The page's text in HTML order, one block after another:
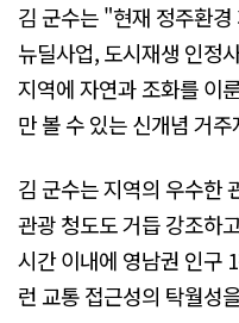
김 군수는 "현재 정주환
뉴딜사업, 도시재생 인정
지역에 자연과 조화를 이
만 볼 수 있는 신개념 거
김 군수는 지역의 우수한
관광 청도도 거듭 강조하
시간 이내에 영남권 인구
런 교통 접근성의 탁월성